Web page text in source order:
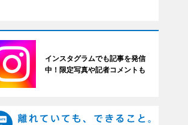
インスタグラムでも記事を発信
中！限定写真や記者コメントも